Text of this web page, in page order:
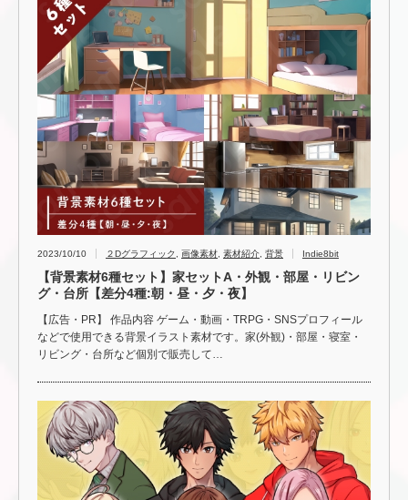
2023/10/10 ２Dグラフィック 画像素材 素材紹介 背景 Indie8bit
【背景素材6種セット】家セットA・外観・部屋・リビン
グ・台所【差分4種:朝・昼・夕・夜】
【広告・PR】 作品内容 ゲーム・動画・TRPG・SNSプロフィール
などで使用できる背景イラスト素材です。家(外観)・部屋・寝室・
リビング・台所など個別で販売して…